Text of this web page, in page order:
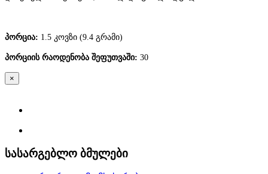
პორცია: 1.5 კოვზი (9.4 გრამი)
პორციის რაოდენობა შეფუთვაში: 30
×
სასარგებლო ბმულები